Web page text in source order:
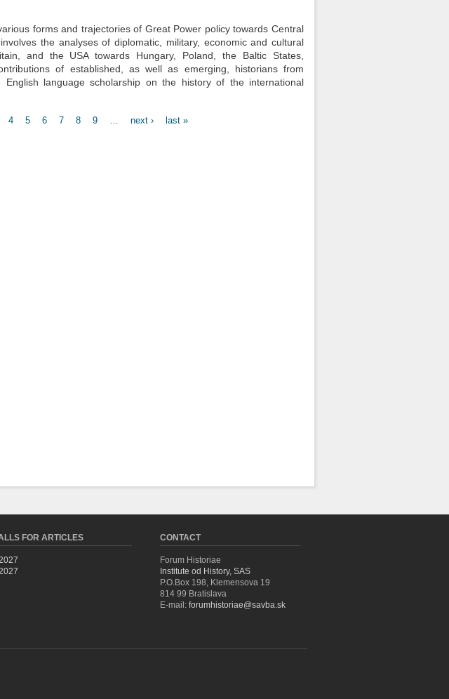
forms and trajectories of Great Power policy towards Central
the analyses of diplomatic, military, economic and cultural
and the USA towards Hungary, Poland, the Baltic States,
of established, as well as emerging, historians from
language scholarship on the history of the international
4 5 6 7 8 9 next › last »
FOR ARTICLES CONTACT
Forum Historiae
Institute od History, SAS
P.O.Box 198, Klemensova 19
814 99 Bratislava
E-mail: forumhistoriae@savba.sk